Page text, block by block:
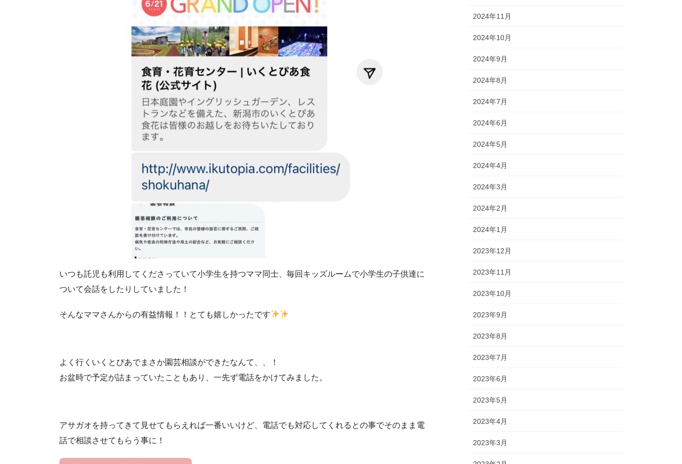
いつも託児も利用してくださっていて小学生を持つママ同士、毎回キッズルームで小学生の子供達に
ついて会話をしたりしていました！
そんなママさんからの有益情報！！とても嬉しかったです
よく行くいくとぴあでまさか園芸相談ができたなんて、、！
お盆時で予定が詰まっていたこともあり、一先ず電話をかけてみました。
アサガオを持ってきて見せてもらえれば一番いいけど、電話でも対応してくれるとの事でそのまま電
話で相談させてもらう事に！
2024年11月
2024年10月
2024年9月
2024年8月
2024年7月
2024年6月
2024年5月
2024年4月
2024年3月
2024年2月
2024年1月
2023年12月
2023年11月
2023年10月
2023年9月
2023年8月
2023年7月
2023年6月
2023年5月
2023年4月
2023年3月